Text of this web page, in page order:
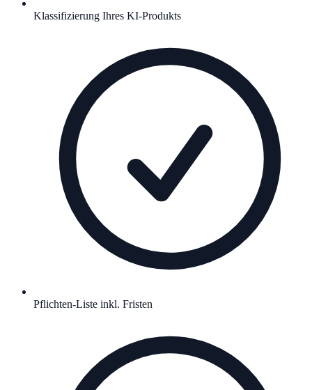
Klassifizierung Ihres KI-Produkts
Pflichten-Liste inkl. Fristen